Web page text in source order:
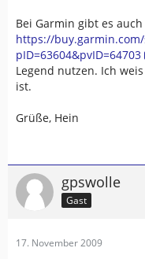
Bei Garmin gibt es
https://
pID=63604&pvID=64703
Legend nutzen. Ich
ist.
Grüße, Hein
gpswolle
Gast
17. November 2009